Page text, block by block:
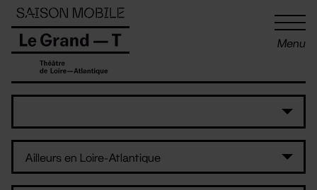
Menu
Panneau de gestion des cookies